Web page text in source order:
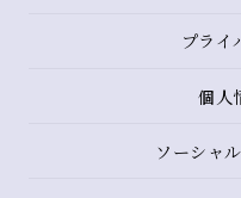
プライ
個人
ソーシャ